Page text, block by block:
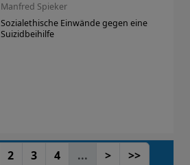
Manfred Spieker
Sozialethische Einwände gegen eine
Suizidbeihilfe
2 3 4 ... > >>